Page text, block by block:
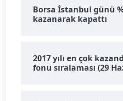
Borsa İstanbul günü
kazanarak kapattı
2017 yılı en çok
fonu sıralaması (29